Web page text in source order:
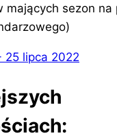
mających sezon na